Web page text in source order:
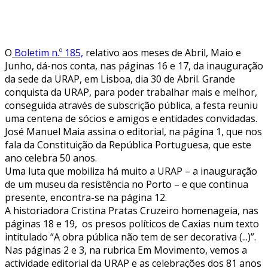
O Boletim n.º 185, relativo aos meses de Abril, Maio e
Junho, dá-nos conta, nas páginas 16 e 17, da inauguração
da sede da URAP, em Lisboa, dia 30 de Abril. Grande
conquista da URAP, para poder trabalhar mais e melhor,
conseguida através de subscrição pública, a festa reuniu
uma centena de sócios e amigos e entidades convidadas.
José Manuel Maia assina o editorial, na página 1, que nos
fala da Constituição da República Portuguesa, que este
ano celebra 50 anos.
Uma luta que mobiliza há muito a URAP – a inauguração
de um museu da resistência no Porto – e que continua
presente, encontra-se na página 12.
A historiadora Cristina Pratas Cruzeiro homenageia, nas
páginas 18 e 19, os presos políticos de Caxias num texto
intitulado “A obra pública não tem de ser decorativa (...)”.
Nas páginas 2 e 3, na rubrica Em Movimento, vemos a
actividade editorial da URAP e as celebrações dos 81 anos